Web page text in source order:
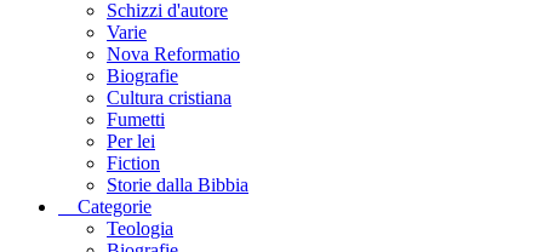
Schizzi d'autore
Varie
Nova Reformatio
Biografie
Cultura cristiana
Fumetti
Per lei
Fiction
Storie dalla Bibbia
Categorie
Teologia